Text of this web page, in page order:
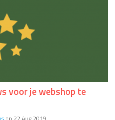
voor je webshop te